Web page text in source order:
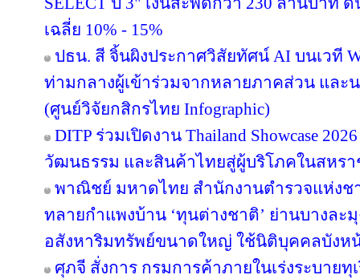
เฉลี่ย 10% - 15%
ปธน. สี จิ้นผิงประกาศวิสัยทัศน์ AI บนเวที
ท่ามกลางผู้เข้าร่วมจากหลายภาคส่วน และ
(ศูนย์วิจัยกสิกรไทย Infographic)
DITP ร่วมเปิดงาน Thailand Showcase
วัฒนธรรม และสินค้าไทยสู่ผู้บริโภคในสหร
พาณิชย์ มหาดไทย สำนักงานตำรวจแห่ง
ทลายกำแพงบ้าน ‘ทุนต่างชาติ’ ย่านบางละ
อสังหาริมทรัพย์ขนาดใหญ่ ใช้นิติบุคคลบังห
ศุภจี สั่งการ กรมการค้าภายในเร่งระบาย